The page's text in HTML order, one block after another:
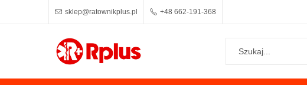
sklep@ratownikplus.pl +48 662-191-368